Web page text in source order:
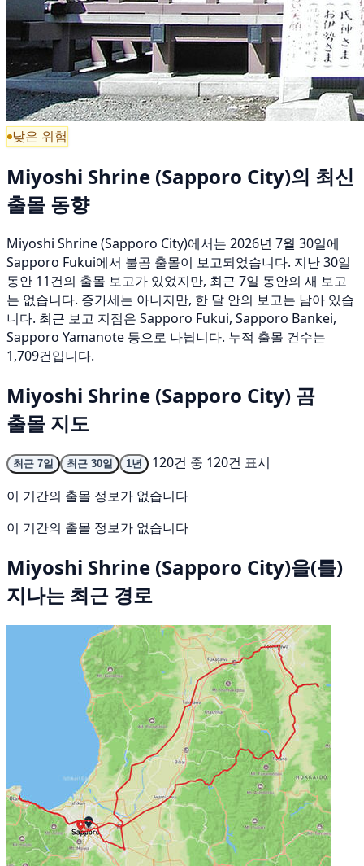
낮은 위험
Miyoshi Shrine (Sapporo City)의 최신
출몰 동향
Miyoshi Shrine (Sapporo City)에서는 2026년 7월 30일에
Sapporo Fukui에서 불곰 출몰이 보고되었습니다. 지난 30일
동안 11건의 출몰 보고가 있었지만, 최근 7일 동안의 새 보고
는 없습니다. 증가세는 아니지만, 한 달 안의 보고는 남아 있습
니다. 최근 보고 지점은 Sapporo Fukui, Sapporo Bankei,
Sapporo Yamanote 등으로 나뉩니다. 누적 출몰 건수는
1,709건입니다.
Miyoshi Shrine (Sapporo City) 곰
출몰 지도
최근 7일 최근 30일 1년
120건 중 120건 표시
이 기간의 출몰 정보가 없습니다
이 기간의 출몰 정보가 없습니다
Miyoshi Shrine (Sapporo City)을(를)
지나는 최근 경로